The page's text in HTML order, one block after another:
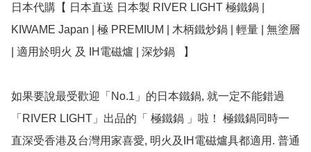
日本代購【 日本直送 日本製 RIVER LIGHT 極鐵鍋 |
KIWAME Japan | 極 PREMIUM | 木柄鐵炒鍋 | 輕量 | 無塗層
| 適用於明火 及 IH電磁爐 | 深炒鍋   】
如果要說最受歡迎「No.1」的日本鐵鍋, 就一定不能錯過
「RIVER LIGHT」出品的「 極鐵鍋 」啦！ 極鐵鍋同時一
直深受香港及台灣用家喜愛, 明火及IH電磁爐具都適用. 普通